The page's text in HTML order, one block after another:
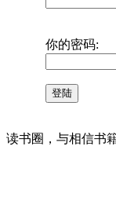
你的密码:
读书圈，与相信书